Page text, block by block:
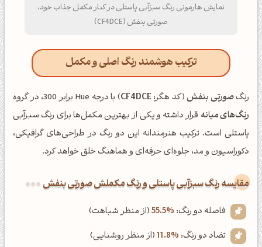
نمایش هارمونی رنگ سبزآبی پاستلی در کنار مکمل جذاب خود،
صورتی بنفش (CF4DCE)
ترکیب هوشمند رنگ اصلی و مکمل
رنگصورتی بنفش(کد هگز: CF4DCE) با درجه Hue برابر 300، در گروه
رنگ‌های میانه قرار داشته و یکی از بهترین مکمل‌ها برای رنگ سبزآبی
پاستلی است. ترکیب هنرمندانه این دو رنگ در طراحی‌های گرافیکی،
دکوراسیون و مد، جلوه‌ای حرفه‌ای و هماهنگ خلق خواهد کرد.
‌مقایسه رنگ سبزآبی پاستلی و رنگ مکملش صورتی بنفش
فاصله دو رنگ: 55.5%(از منظر شباهت)
تضاد دو رنگ: 11.8%(از منظر روشنایی)